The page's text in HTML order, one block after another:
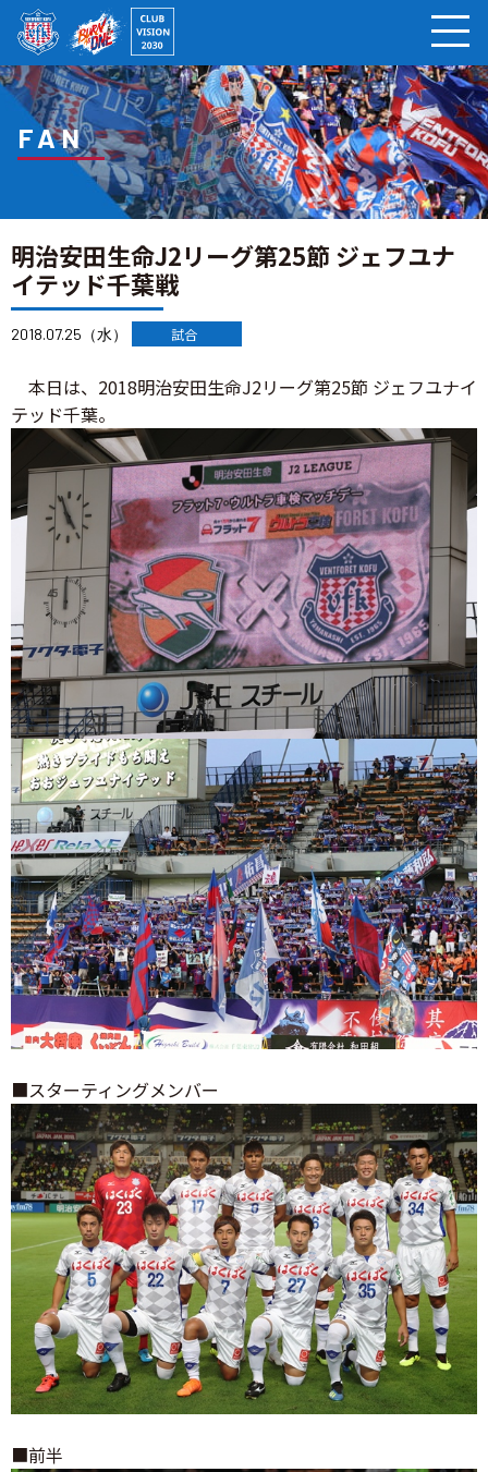
FAN
明治安田生命J2リーグ第25節 ジェフユナ
イテッド千葉戦
2018.07.25（水） 試合
本日は、2018明治安田生命J2リーグ第25節 ジェフユナイ
テッド千葉。
■スターティングメンバー
■前半